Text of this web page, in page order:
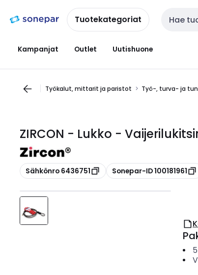
navigointiinsisältöönTuotekategoriat Haku
Kampanjat Outlet Uutishuone
Työkalut, mittarit ja paristot Työ-, turva- ja
ZIRCON - Lukko -
Kopioi
Sähkönro 6436751 Kopioi
Sonepar-ID 100181961
5